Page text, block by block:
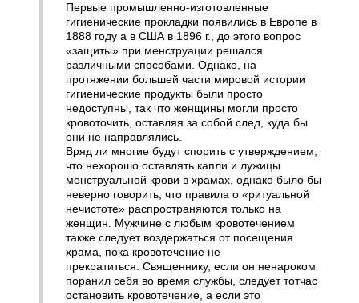
Первые промышленно-изготовленные
гигиенические прокладки появились в Европе в
1888 году а в США в 1896 г., до этого вопрос
«защиты» при менструации решался
различными способами. Однако, на
протяжении большей части мировой истории
гигиенические продукты были просто
недоступны, так что женщины могли просто
кровоточить, оставляя за собой след, куда бы
они не направлялись.
Вряд ли многие будут спорить с утверждением,
что нехорошо оставлять капли и лужицы
менструальной крови в храмах, однако было бы
неверно говорить, что правила о «ритуальной
нечистоте» распространяются только на
женщин. Мужчине с любым кровотечением
также следует воздержаться от посещения
храма, пока кровотечение не
прекратиться. Священнику, если он ненароком
поранил себя во время службы, следует тотчас
остановить кровотечение, а если это